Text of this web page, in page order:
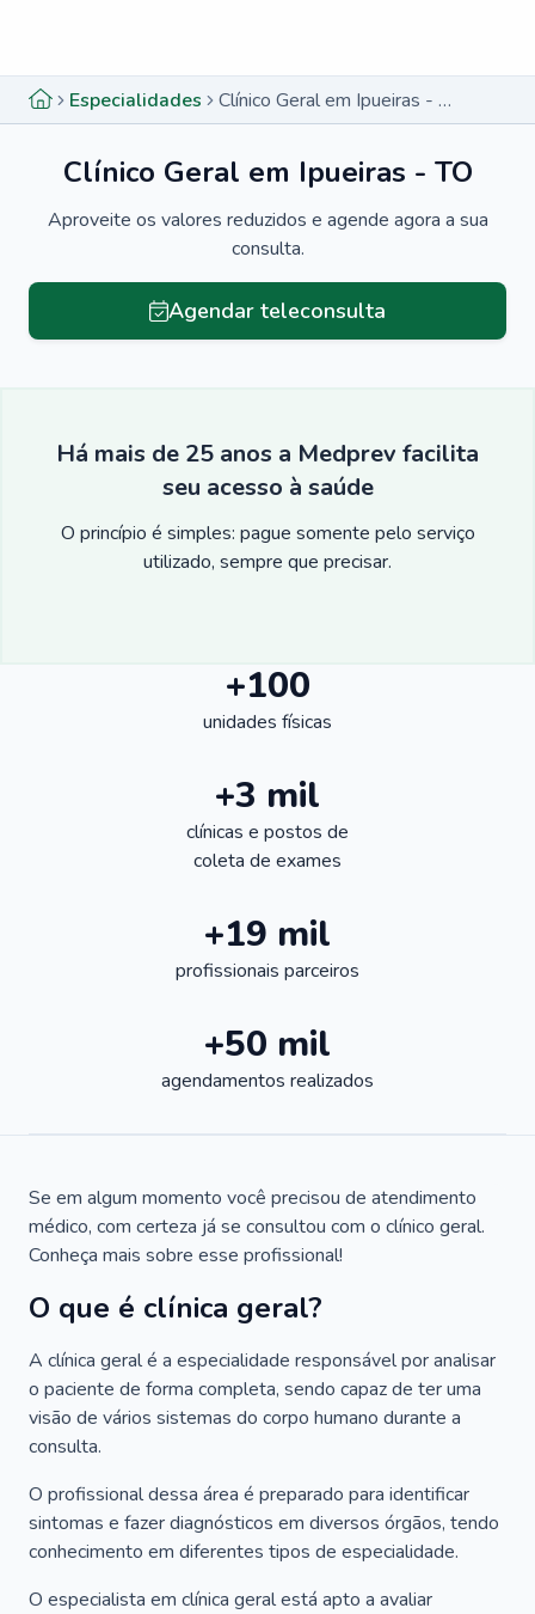
Especialidades Clínico Geral em Ipueiras - TO
Clínico Geral em Ipueiras - TO
Aproveite os valores reduzidos e agende agora a sua
consulta.
Agendar teleconsulta
Há mais de 25 anos a Medprev facilita
seu acesso à saúde
O princípio é simples: pague somente pelo serviço
utilizado, sempre que precisar.
+100
unidades físicas
+3 mil
clínicas e postos de
coleta de exames
+19 mil
profissionais parceiros
+50 mil
agendamentos realizados
Se em algum momento você precisou de atendimento
médico, com certeza já se consultou com o clínico geral.
Conheça mais sobre esse profissional!
O que é clínica geral?
A clínica geral é a especialidade responsável por analisar
o paciente de forma completa, sendo capaz de ter uma
visão de vários sistemas do corpo humano durante a
consulta.
O profissional dessa área é preparado para identificar
sintomas e fazer diagnósticos em diversos órgãos, tendo
conhecimento em diferentes tipos de especialidade.
O especialista em clínica geral está apto a avaliar